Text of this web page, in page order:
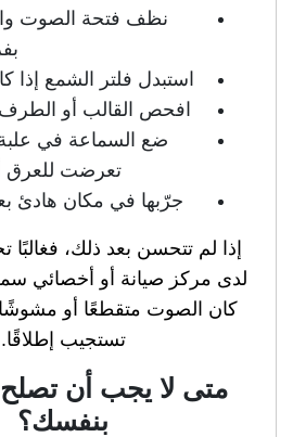
نظف فتحة الصوت
استبدل فلتر الشمع إذا
افحص القالب أو
ضع السماعة في علبة
تعرضت للعرق
جرّبها في مكان هادئ
إذا لم تتحسن بعد ذلك،
لدى مركز صيانة أو أخصائي
كان الصوت متقطعًا أو مشوشًا
تستجيب إطلاقًا.
متى لا يجب أن
بنفسك؟